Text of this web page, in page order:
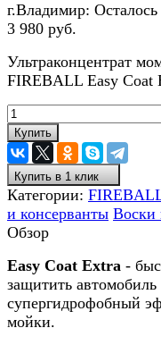
г.Владимир:
3 980 руб.
Ультраконцентрат
FIREBALL Easy Coat
Купить
Купить в 1 клик
Категории:
и консерванты Воски
Обзор
Easy Coat Extra -
защитить
супергидрофобный
мойки.